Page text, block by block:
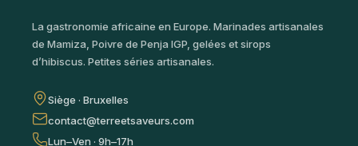
La gastronomie africaine en Europe. Marinades artisanales
de Mamiza, Poivre de Penja IGP, gelées et sirops
d’hibiscus. Petites séries artisanales.
Siège · Bruxelles
contact@terreetsaveurs.com
Lun–Ven · 9h–17h